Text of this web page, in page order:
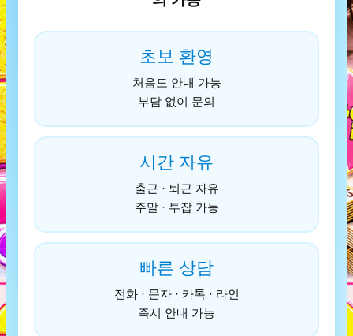
초보 환영
처음도 안내 가능
부담 없이 문의
시간 자유
출근 · 퇴근 자유
주말 · 투잡 가능
빠른 상담
전화 · 문자 · 카톡 · 라인
즉시 안내 가능